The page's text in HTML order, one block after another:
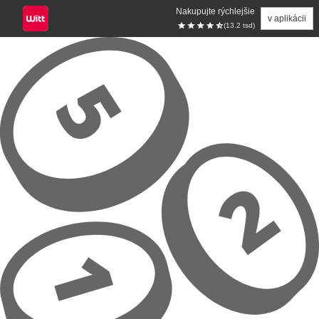
Nakupujte rýchlejšie
(13.2 tsd)
v aplikácii
Prejsť na hlavný obsah